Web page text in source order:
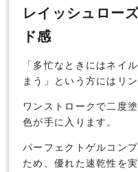
レイッシュロー
ド感
「多忙なときにはネイ
まう」という方にはリ
ワンストロークで二度
色が手に入ります。
パーフェクトゲルコン
ため、優れた速乾性を